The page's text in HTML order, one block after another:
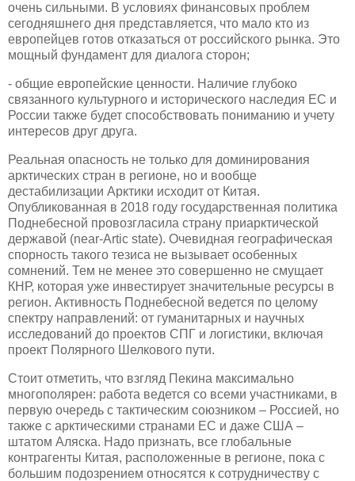
очень сильными. В условиях финансовых проблем
сегодняшнего дня представляется, что мало кто из
европейцев готов отказаться от российского рынка. Это
мощный фундамент для диалога сторон;
- общие европейские ценности. Наличие глубоко
связанного культурного и исторического наследия ЕС и
России также будет способствовать пониманию и учету
интересов друг друга.
Реальная опасность не только для доминирования
арктических стран в регионе, но и вообще
дестабилизации Арктики исходит от Китая.
Опубликованная в 2018 году государственная политика
Поднебесной провозгласила страну приарктической
державой (near-Artic state). Очевидная географическая
спорность такого тезиса не вызывает особенных
сомнений. Тем не менее это совершенно не смущает
КНР, которая уже инвестирует значительные ресурсы в
регион. Активность Поднебесной ведется по целому
спектру направлений: от гуманитарных и научных
исследований до проектов СПГ и логистики, включая
проект Полярного Шелкового пути.
Стоит отметить, что взгляд Пекина максимально
многополярен: работа ведется со всеми участниками, в
первую очередь с тактическим союзником – Россией, но
также с арктическими странами ЕС и даже США –
штатом Аляска. Надо признать, все глобальные
контрагенты Китая, расположенные в регионе, пока с
большим подозрением относятся к сотрудничеству с